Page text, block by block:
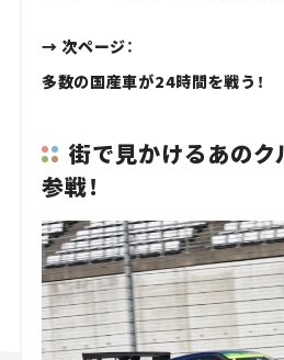
→ 次ページ：
多数の国産車が24時間を戦う！
街で見かけるあの
参戦！